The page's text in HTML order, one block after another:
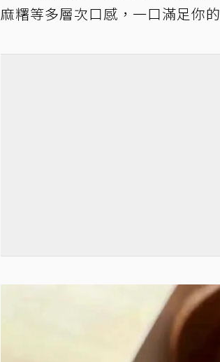
麻糬等多層次口感，一口滿足你的